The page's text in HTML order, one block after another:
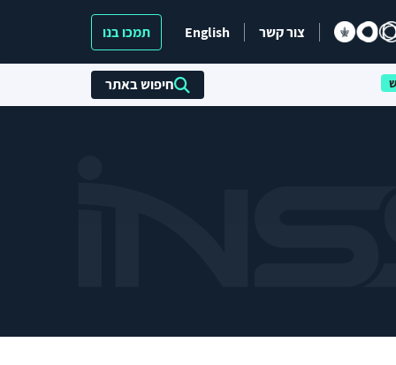
צור קשר English תמכו בנו
חיפוש באתר